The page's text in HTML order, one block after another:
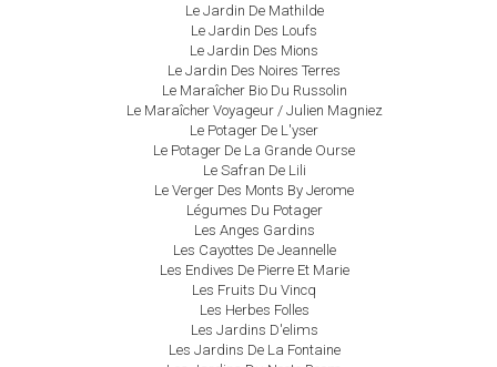
Le Jardin De Mathilde
Le Jardin Des Loufs
Le Jardin Des Mions
Le Jardin Des Noires Terres
Le Maraîcher Bio Du Russolin
Le Maraîcher Voyageur / Julien Magniez
Le Potager De L'yser
Le Potager De La Grande Ourse
Le Safran De Lili
Le Verger Des Monts By Jerome
Légumes Du Potager
Les Anges Gardins
Les Cayottes De Jeannelle
Les Endives De Pierre Et Marie
Les Fruits Du Vincq
Les Herbes Folles
Les Jardins D'elims
Les Jardins De La Fontaine